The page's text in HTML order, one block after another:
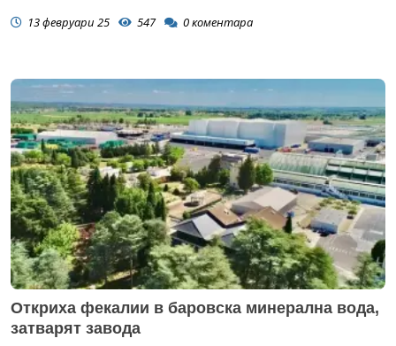
13 февруари 25 547 0коментара
Откриха фекалии в баровска минерална вода,
затварят завода